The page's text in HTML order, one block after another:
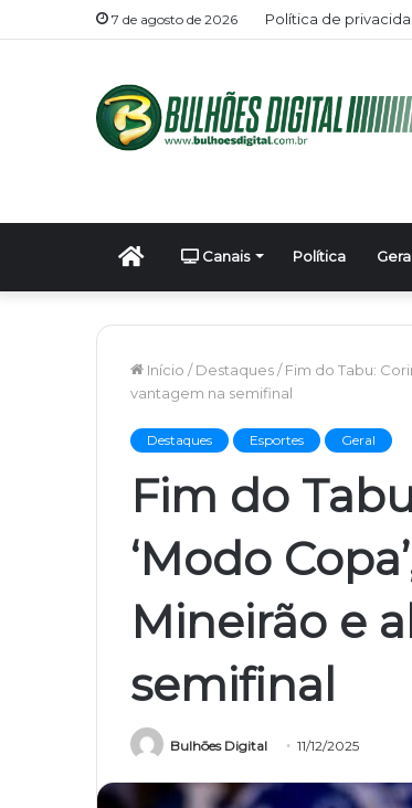
7 de agosto de 2026 Política de
Início Canais Política
Início / Destaques/ Fim do Tabu:
vantagem na semifinal
Destaques Esportes Geral
Fim do
‘Modo
Mineirão e
semifinal
Bulhões Digital 11/12/2025